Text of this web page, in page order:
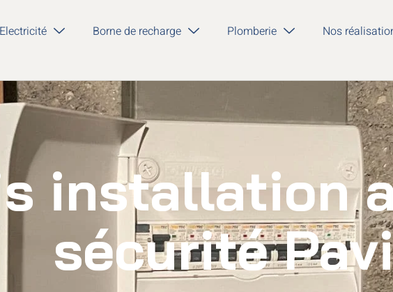
Electricité Borne de recharge Plomberie Nos
installation
sécurité